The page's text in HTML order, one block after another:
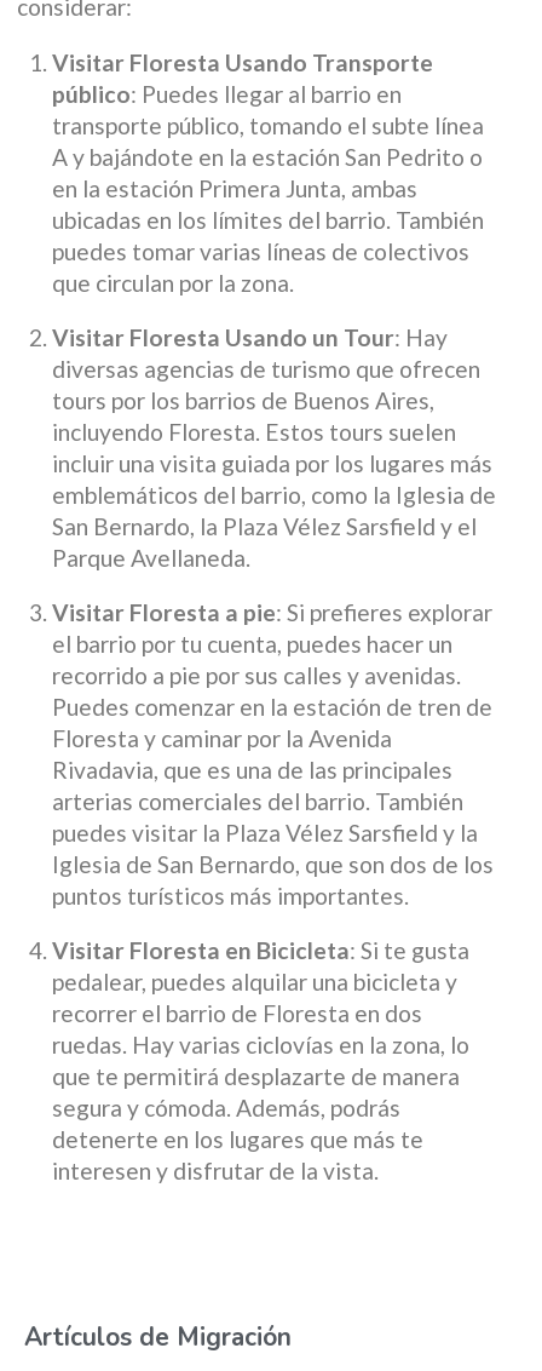
considerar:
Visitar Floresta Usando Transporte
público: Puedes llegar al barrio en
transporte público, tomando el subte línea
A y bajándote en la estación San Pedrito o
en la estación Primera Junta, ambas
ubicadas en los límites del barrio. También
puedes tomar varias líneas de colectivos
que circulan por la zona.
Visitar Floresta Usando un Tour: Hay
diversas agencias de turismo que ofrecen
tours por los barrios de Buenos Aires,
incluyendo Floresta. Estos tours suelen
incluir una visita guiada por los lugares más
emblemáticos del barrio, como la Iglesia de
San Bernardo, la Plaza Vélez Sarsfield y el
Parque Avellaneda.
Visitar Floresta a pie: Si prefieres explorar
el barrio por tu cuenta, puedes hacer un
recorrido a pie por sus calles y avenidas.
Puedes comenzar en la estación de tren de
Floresta y caminar por la Avenida
Rivadavia, que es una de las principales
arterias comerciales del barrio. También
puedes visitar la Plaza Vélez Sarsfield y la
Iglesia de San Bernardo, que son dos de los
puntos turísticos más importantes.
Visitar Floresta en Bicicleta: Si te gusta
pedalear, puedes alquilar una bicicleta y
recorrer el barrio de Floresta en dos
ruedas. Hay varias ciclovías en la zona, lo
que te permitirá desplazarte de manera
segura y cómoda. Además, podrás
detenerte en los lugares que más te
interesen y disfrutar de la vista.
Artículos de Migración